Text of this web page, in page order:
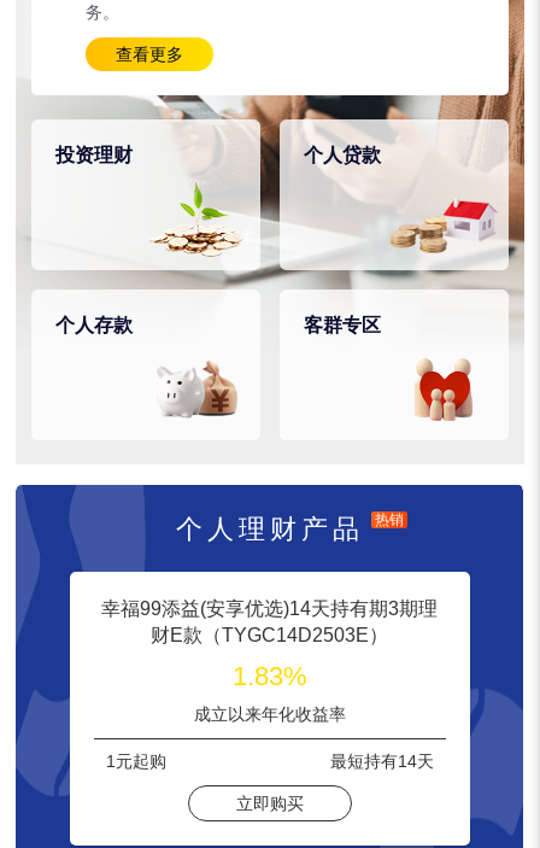
务。
查看更多
投资理财 个人贷款
个人存款 客群专区
个人理财产品 热销
幸福99添益(安享优选)14天持有期3期理
财E款（TYGC14D2503E）
1.83%
成立以来年化收益率
1元起购 最短持有14天
立即购买